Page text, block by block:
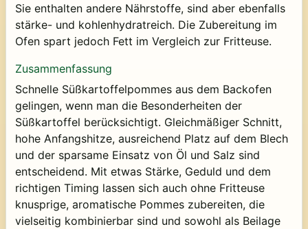
Sie enthalten andere Nährstoffe, sind aber ebenfalls
stärke- und kohlenhydratreich. Die Zubereitung im
Ofen spart jedoch Fett im Vergleich zur Fritteuse.
Zusammenfassung
Schnelle Süßkartoffelpommes aus dem Backofen
gelingen, wenn man die Besonderheiten der
Süßkartoffel berücksichtigt. Gleichmäßiger Schnitt,
hohe Anfangshitze, ausreichend Platz auf dem Blech
und der sparsame Einsatz von Öl und Salz sind
entscheidend. Mit etwas Stärke, Geduld und dem
richtigen Timing lassen sich auch ohne Fritteuse
knusprige, aromatische Pommes zubereiten, die
vielseitig kombinierbar sind und sowohl als Beilage